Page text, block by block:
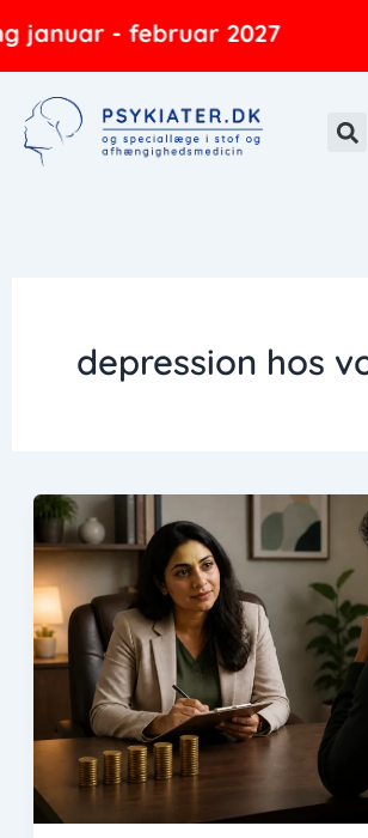
indholdet
- februar 2027
depression hos